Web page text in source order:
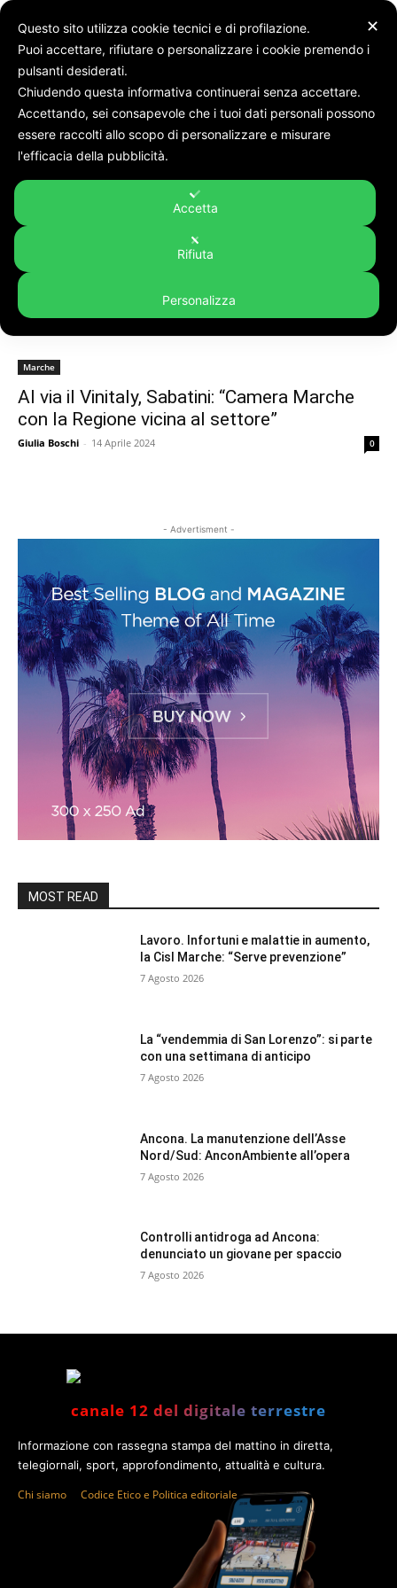
Gino sabatini
Tag:gino sabatini
Marche
Al via il Vinitaly, Sabatini: “Camera Marche
con la Regione vicina al settore”
Giulia Boschi - 14 Aprile 2024 0
- Advertisment -
MOST READ
Lavoro. Infortuni e malattie in aumento,
la Cisl Marche: “Serve prevenzione”
7 Agosto 2026
La “vendemmia di San Lorenzo”: si parte
con una settimana di anticipo
7 Agosto 2026
Ancona. La manutenzione dell’Asse
Nord/Sud: AnconAmbiente all’opera
7 Agosto 2026
Controlli antidroga ad Ancona:
denunciato un giovane per spaccio
7 Agosto 2026
canale 12 del digitale terrestre
Informazione con rassegna stampa del mattino in diretta,
telegiornali, sport, approfondimento, attualità e cultura.
Chi siamo Codice Etico e Politica editoriale
✕
Questo sito utilizza cookie tecnici e di profilazione.
Puoi accettare, rifiutare o personalizzare i cookie premendo i
pulsanti desiderati.
Chiudendo questa informativa continuerai senza accettare.
Accettando, sei consapevole che i tuoi dati personali possono
essere raccolti allo scopo di personalizzare e misurare
l'efficacia della pubblicità.
Accetta
Rifiuta
Personalizza